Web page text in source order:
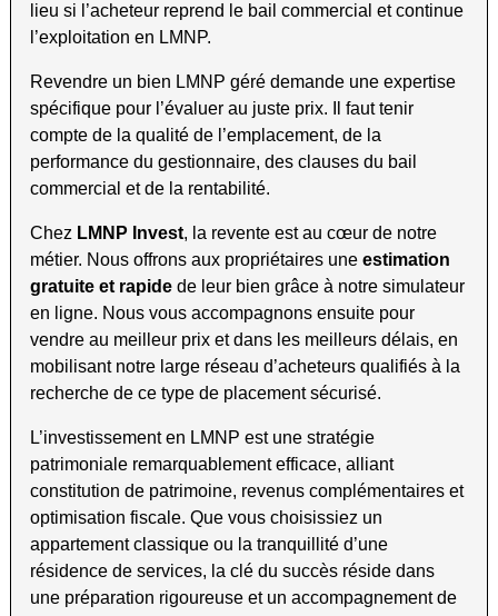
lieu si l’acheteur reprend le bail commercial et continue
l’exploitation en LMNP.
Revendre un bien LMNP géré demande une expertise
spécifique pour l’évaluer au juste prix. Il faut tenir
compte de la qualité de l’emplacement, de la
performance du gestionnaire, des clauses du bail
commercial et de la rentabilité.
Chez LMNP Invest, la revente est au cœur de notre
métier. Nous offrons aux propriétaires uneestimation
gratuite et rapide de leur bien grâce à notre simulateur
en ligne. Nous vous accompagnons ensuite pour
vendre au meilleur prix et dans les meilleurs délais, en
mobilisant notre large réseau d’acheteurs qualifiés à la
recherche de ce type de placement sécurisé.
L’investissement en LMNP est une stratégie
patrimoniale remarquablement efficace, alliant
constitution de patrimoine, revenus complémentaires et
optimisation fiscale. Que vous choisissiez un
appartement classique ou la tranquillité d’une
résidence de services, la clé du succès réside dans
une préparation rigoureuse et un accompagnement de